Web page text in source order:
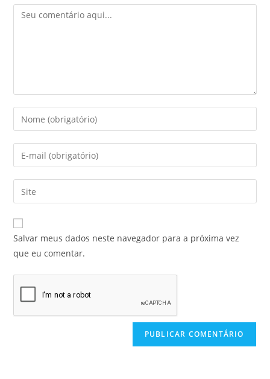
Salvar meus dados neste navegador para a próxima vez
que eu comentar.